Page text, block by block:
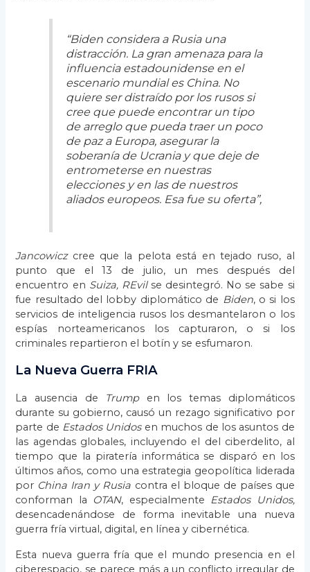
“Biden considera a Rusia una
distracción. La gran amenaza para la
influencia estadounidense en el
escenario mundial es China. No
quiere ser distraído por los rusos si
cree que puede encontrar un tipo
de arreglo que pueda traer un poco
de paz a Europa, asegurar la
soberanía de Ucrania y que deje de
entrometerse en nuestras
elecciones y en las de nuestros
aliados europeos. Esa fue su oferta”,
Jancowicz cree que la pelota está en tejado ruso, al
punto que el 13 de julio, un mes después del
encuentro en Suiza, REvilse desintegró. No se sabe si
fue resultado del lobby diplomático de Biden, o si los
servicios de inteligencia rusos los desmantelaron o los
espías norteamericanos los capturaron, o si los
criminales repartieron el botín y se esfumaron.
La Nueva Guerra FRIA
La ausencia de Trumpen los temas diplomáticos
durante su gobierno, causó un rezago significativo por
parte de Estados Unidosen muchos de los asuntos de
las agendas globales, incluyendo el del ciberdelito, al
tiempo que la piratería informática se disparó en los
últimos años, como una estrategia geopolítica liderada
por China Iran y Rusia contra el bloque de países que
conforman la OTAN, especialmente Estados Unidos,
desencadenándose de forma inevitable una nueva
guerra fría virtual, digital, en línea y cibernética.
Esta nueva guerra fría que el mundo presencia en el
ciberespacio, se parece más a un conflicto irregular de